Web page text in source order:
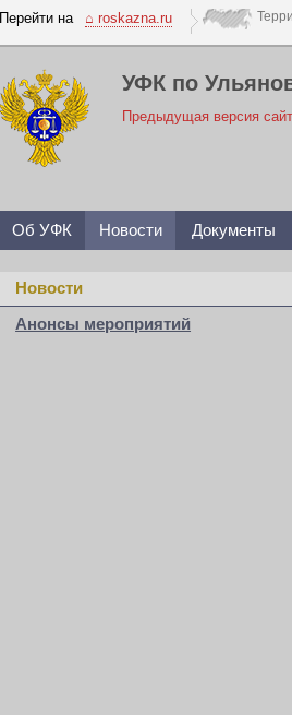
Перейти на ⌂ roskazna.ru
УФК по
Предыдущая версия
Об УФК Новости Документы
Новости
Анонсы мероприятий